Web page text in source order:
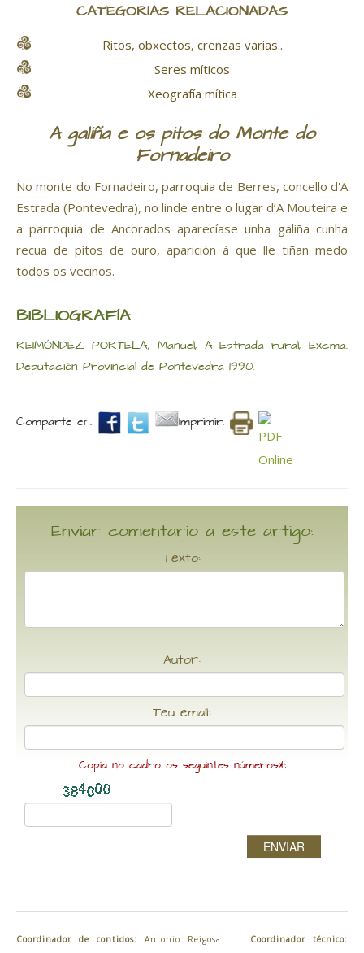
CATEGORÍAS RELACIONADAS
Ritos, obxectos, crenzas varias..
Seres míticos
Xeografía mítica
A galiña e os pitos do Monte do
Fornadeiro
No monte do Fornadeiro, parroquia de Berres, concello d'A
Estrada (Pontevedra), no linde entre o lugar d’A Mouteira e
a parroquia de Ancorados aparecíase unha galiña cunha
recua de pitos de ouro, aparición á que lle tiñan medo
todos os vecinos.
BIBLIOGRAFÍA
REIMÓNDEZ PORTELA, Manuel, A Estrada rural, Excma.
Deputación Provincial de Pontevedra 1990.
Comparte en. Imprimir.
Enviar comentario a este artigo:
Texto:
Autor:
Teu email:
Copia no cadro os seguintes números*:
ENVIAR
Coordinador de contidos: Antonio Reigosa Coordinador técnico: